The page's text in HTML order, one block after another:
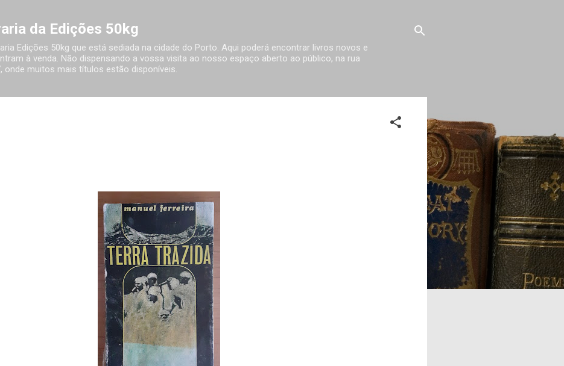
da Edições 50kg
Edições 50kg que está sediada na cidade do Porto. Aqui poderá encontrar livros novos e
à venda. Não dispensando a vossa visita ao nosso espaço aberto ao público, na rua
onde muitos mais títulos estão disponíveis.